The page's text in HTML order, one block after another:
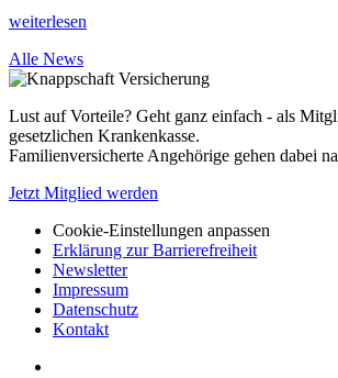
weiterlesen
Alle News
Lust auf Vorteile? Geht ganz einfach - als
gesetzlichen Krankenkasse.
Familienversicherte Angehörige gehen dabei
Jetzt Mitglied werden
Cookie-Einstellungen anpassen
Erklärung zur Barrierefreiheit
Newsletter
Impressum
Datenschutz
Kontakt